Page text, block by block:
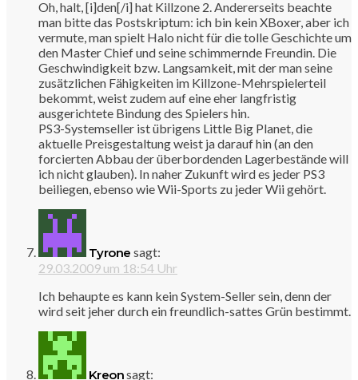
Oh, halt, [i]den[/i] hat Killzone 2. Andererseits beachte
man bitte das Postskriptum: ich bin kein XBoxer, aber ich
vermute, man spielt Halo nicht für die tolle Geschichte um
den Master Chief und seine schimmernde Freundin. Die
Geschwindigkeit bzw. Langsamkeit, mit der man seine
zusätzlichen Fähigkeiten im Killzone-Mehrspielerteil
bekommt, weist zudem auf eine eher langfristig
ausgerichtete Bindung des Spielers hin.
PS3-Systemseller ist übrigens Little Big Planet, die
aktuelle Preisgestaltung weist ja darauf hin (an den
forcierten Abbau der überbordenden Lagerbestände will
ich nicht glauben). In naher Zukunft wird es jeder PS3
beiliegen, ebenso wie Wii-Sports zu jeder Wii gehört.
Tyrone sagt:
29.03.2009 um 18:54 Uhr
Ich behaupte es kann kein System-Seller sein, denn der
wird seit jeher durch ein freundlich-sattes Grün bestimmt.
Kreonsagt: